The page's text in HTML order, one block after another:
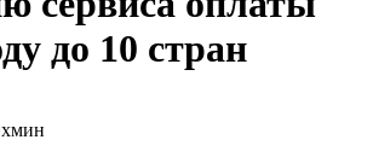
до 10 стран